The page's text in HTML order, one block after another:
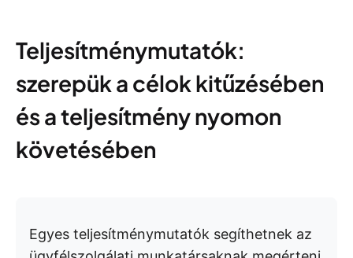
Teljesítménymutatók:
szerepük a célok kitűzésében
és a teljesítmény nyomon
követésében
Egyes teljesítménymutatók segíthetnek az